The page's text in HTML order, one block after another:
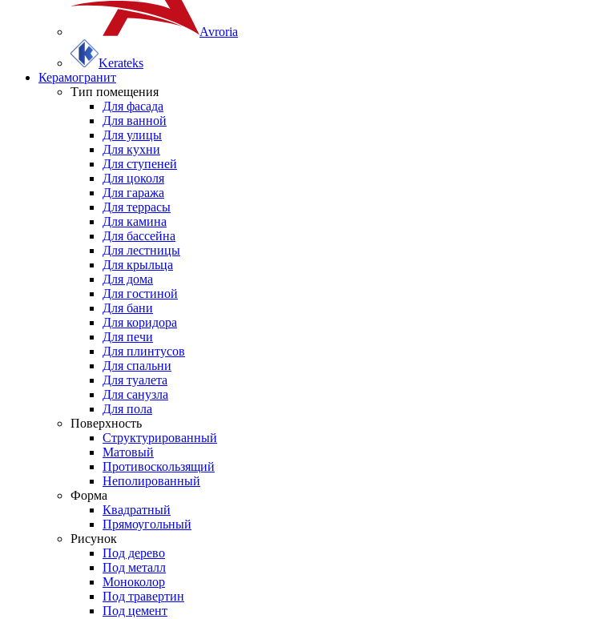
Avroria
Kerateks
Керамогранит
Тип помещения
Для фасада
Для ванной
Для улицы
Для кухни
Для ступеней
Для цоколя
Для гаража
Для террасы
Для камина
Для бассейна
Для лестницы
Для крыльца
Для дома
Для гостиной
Для бани
Для коридора
Для печи
Для плинтусов
Для спальни
Для туалета
Для санузла
Для пола
Поверхность
Структурированный
Матовый
Противоскользящий
Неполированный
Форма
Квадратный
Прямоугольный
Рисунок
Под дерево
Под металл
Моноколор
Под травертин
Под цемент